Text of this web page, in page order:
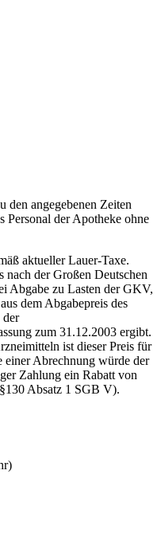
den angegebenen Zeiten
Personal der Apotheke ohne
aktueller Lauer-Taxe.
nach der Großen Deutschen
Abgabe zu Lasten der GKV,
dem Abgabepreis des
der
zum 31.12.2003 ergibt.
ist dieser Preis für
Abrechnung würde der
Zahlung ein Rabatt von
Absatz 1 SGB V).